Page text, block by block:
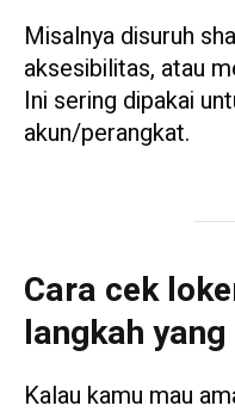
Misalnya disuruh
aksesibilitas, atau
Ini sering dipakai
akun/perangkat.
Cara cek
langkah
Kalau kamu mau